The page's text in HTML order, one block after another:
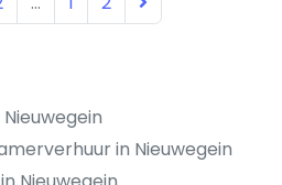
in Nieuwegein